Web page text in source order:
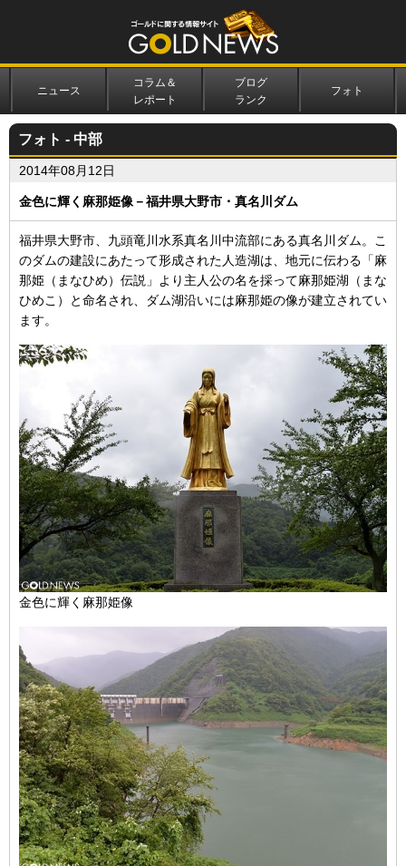
ニュース
コラム＆
レポート
ブログ
ランク
フォト
フォト - 中部
2014年08月12日
金色に輝く麻那姫像－福井県大野市・真名川ダム
福井県大野市、九頭竜川水系真名川中流部にある真名川ダム。こ
のダムの建設にあたって形成された人造湖は、地元に伝わる「麻
那姫（まなひめ）伝説」より主人公の名を採って麻那姫湖（まな
ひめこ）と命名され、ダム湖沿いには麻那姫の像が建立されてい
ます。
金色に輝く麻那姫像